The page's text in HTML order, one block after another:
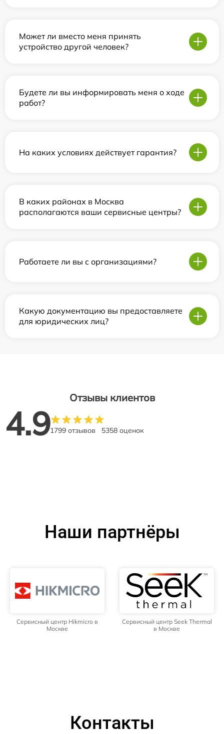
Может ли вместо меня принять
устройство другой человек?
Будете ли вы информировать меня о ходе
работ?
На каких условиях действует гарантия?
В каких районах в Москва
располагаются ваши сервисные центры?
Работаете ли вы с организациями?
Какую документацию вы предоставляете
для юридических лиц?
Отзывы клиентов
4.91799 отзывов 5358 оценок
Наши партнёры
Сервисный центр Hikmicro в
Москве
Сервисный центр Seek Thermal
в Москве
Контакты